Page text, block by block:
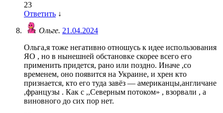
23
Ответить ↓
Ольге. 21.04.2024
Ольга,я тоже негативно отношусь к идее использования
ЯО , но в нынешней обстановке скорее всего его
применить придется, рано или поздно. Иначе ,со
временем, оно появится на Украине, и хрен кто
признается, кто его туда завёз — американцы,англичане
,французы . Как с ,,Северным потоком» , взорвали , а
виновного до сих пор нет.